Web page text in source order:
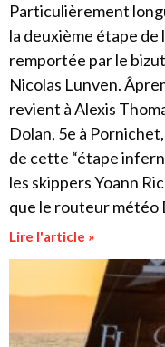
Particulièrement
la deuxième étape de
remportée par le
Nicolas Lunven.
revient à Alexis
Dolan, 5e à
de cette “étape
les skippers Yoann
que le routeur
Lire l'article »